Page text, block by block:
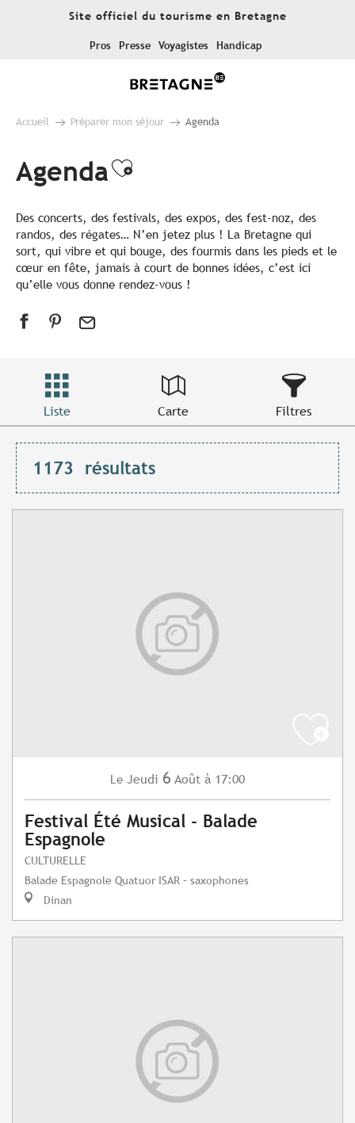
Site officiel du tourisme en Bretagne
Pros Presse Voyagistes Handicap
Accueil Préparer mon séjour Agenda
AgendaAjouter aux favoris
Des concerts, des festivals, des expos, des fest-noz, des
randos, des régates… N’en jetez plus ! La Bretagne qui
sort, qui vibre et qui bouge, des fourmis dans les pieds et le
cœur en fête, jamais à court de bonnes idées, c’est ici
qu’elle vous donne rendez-vous !
Liste Carte Filtres
1173 résultats
Le Jeudi 6 Août à 17:00
Festival Été Musical - Balade
Espagnole
CULTURELLE
Balade Espagnole Quatuor ISAR – saxophones
Dinan